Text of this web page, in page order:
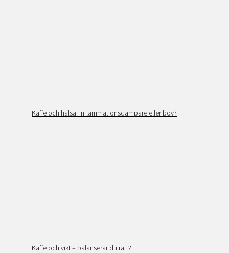
Kaffe och hälsa: inflammationsdämpare eller bov?
Kaffe och vikt – balanserar du rätt?